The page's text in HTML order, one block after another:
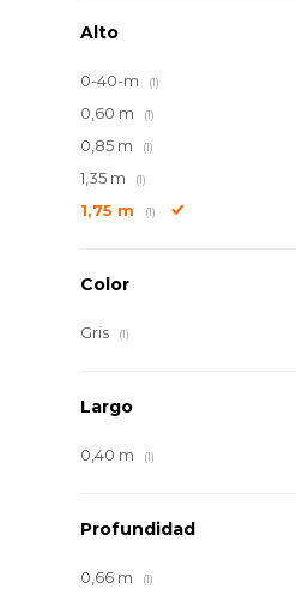
Alto
0-40-m (1)
0,60 m (1)
0,85 m (1)
1,35 m (1)
1,75 m (1)
Color
Gris (1)
Largo
0,40 m (1)
Profundidad
0,66 m (1)